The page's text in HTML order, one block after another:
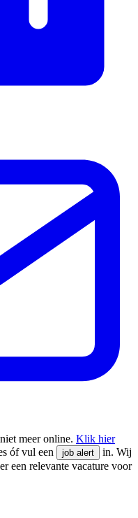
meer online. Klik hier
óf vul een
job alert
in. Wij
een relevante vacature voor